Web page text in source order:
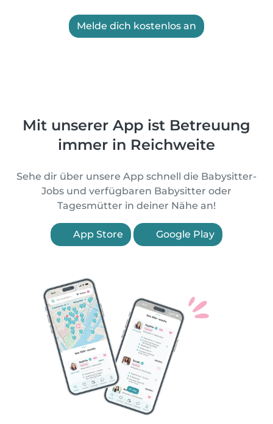
Melde dich kostenlos an
Mit unserer App ist Betreuung
immer in Reichweite
Sehe dir über unsere App schnell die Babysitter-
Jobs und verfügbaren Babysitter oder
Tagesmütter in deiner Nähe an!
App Store Google Play